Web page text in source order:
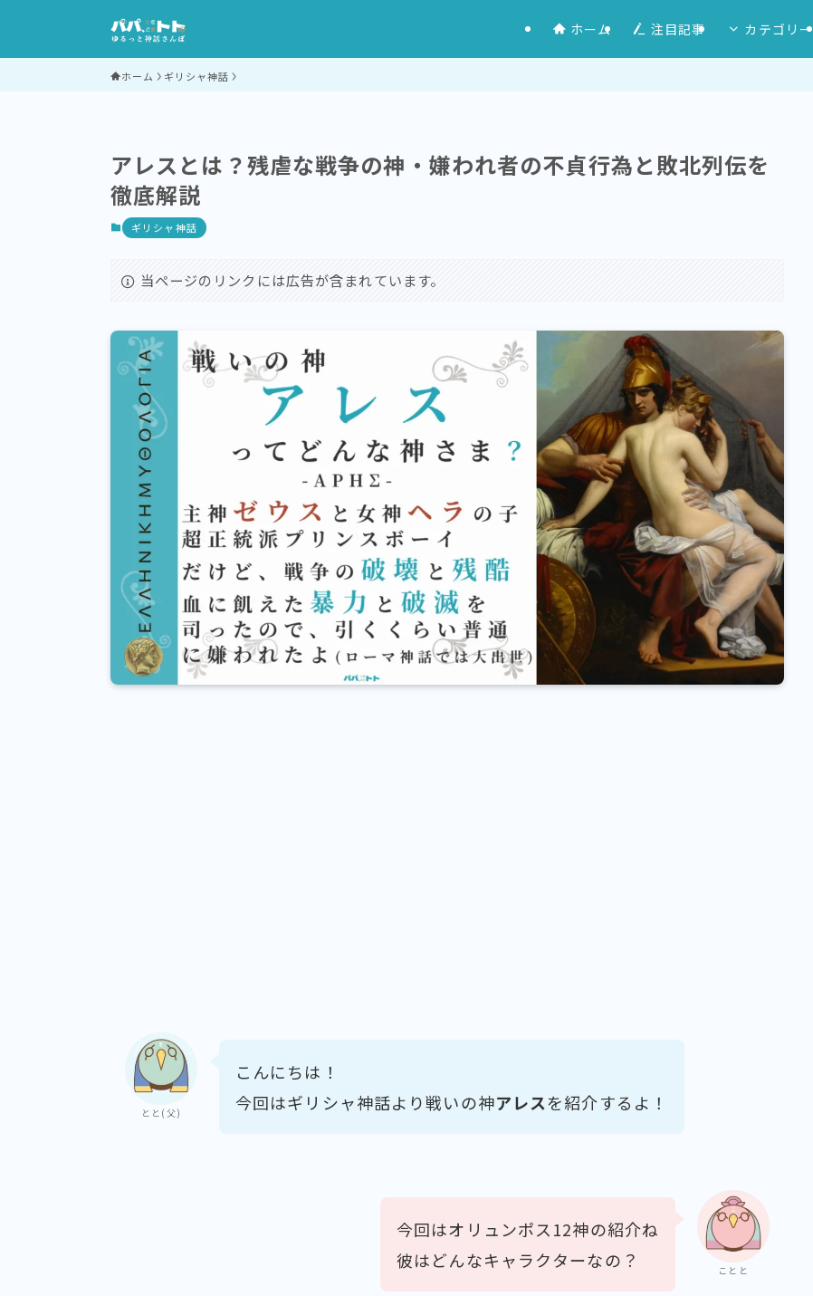
ホーム 注目記事 カテゴリー
ホーム ギリシャ神話
アレスとは？残虐な戦争の神・嫌われ者の不貞行為と敗北列伝を
徹底解説
ギリシャ神話
当ページのリンクには広告が含まれています。
とと(父)
こんにちは！
今回はギリシャ神話より戦いの神アレスを紹介するよ！
ことと
今回はオリュンポス12神の紹介ね
彼はどんなキャラクターなの？